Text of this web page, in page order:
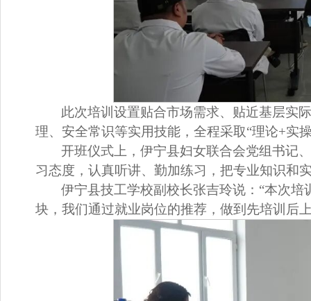
此次培训设置贴合市场需求、贴近基层实
理、安全常识等实用技能，全程采取“理论+实
开班仪式上，伊宁县妇女联合会党组书记
习态度，认真听讲、勤加练习，把专业知识和
伊宁县技工学校副校长张吉玲说：“本次
块 ，我们通过就业岗位的推荐，做到先培训后